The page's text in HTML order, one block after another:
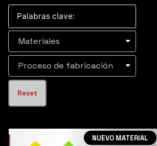
Materiales
Proceso de fabricación
Reset
NUEVO MATERIAL